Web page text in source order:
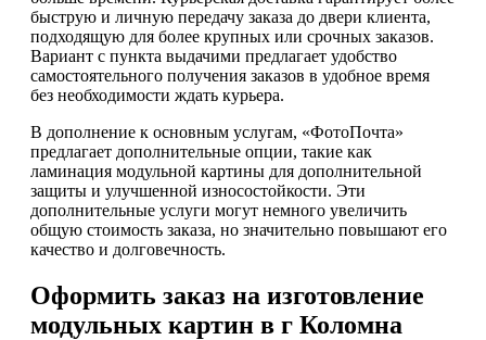
быструю и личную передачу заказа до двери клиента,
подходящую для более крупных или срочных заказов.
Вариант с пункта выдачими предлагает удобство
самостоятельного получения заказов в удобное время
без необходимости ждать курьера.
В дополнение к основным услугам, «ФотоПочта»
предлагает дополнительные опции, такие как
ламинация модульной картины для дополнительной
защиты и улучшенной износостойкости. Эти
дополнительные услуги могут немного увеличить
общую стоимость заказа, но значительно повышают его
качество и долговечность.
Оформить заказ на изготовление
модульных картин в г Коломна